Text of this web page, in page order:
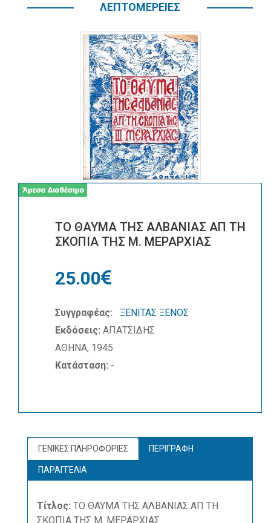
ΛΕΠΤΟΜΕΡΕΙΕΣ
ΤΟ ΘΑΥΜΑ ΤΗΣ ΑΛΒΑΝΙΑΣ ΑΠ ΤΗ
ΣΚΟΠΙΑ ΤΗΣ Μ. ΜΕΡΑΡΧΙΑΣ
25.00
Συγγραφέας:
ΞΕΝΙΤΑΣ ΞΕΝΟΣ
Εκδόσεις: ΑΠΑΤΣΙΔΗΣ
ΑΘΗΝΑ, 1945
Κατάσταση: -
ΓΕΝΙΚΕΣ ΠΛΗΡΟΦΟΡΙΕΣ ΠΕΡΙΓΡΑΦΗ
ΠΑΡΑΓΓΕΛΙΑ
Τίτλος: ΤΟ ΘΑΥΜΑ ΤΗΣ ΑΛΒΑΝΙΑΣ ΑΠ ΤΗ
ΣΚΟΠΙΑ ΤΗΣ Μ. ΜΕΡΑΡΧΙΑΣ